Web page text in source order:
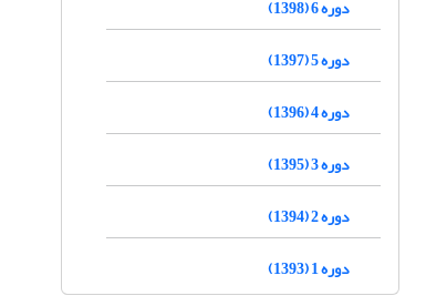
دوره 6 (1398)
دوره 5 (1397)
دوره 4 (1396)
دوره 3 (1395)
دوره 2 (1394)
دوره 1 (1393)